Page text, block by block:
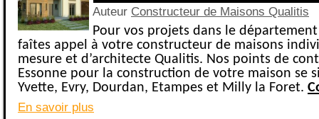
Auteur Constructeur de Maisons Qualitis
Pour vos projets dans le département
faîtes appel à votre constructeur de maisons
mesure et d’architecte Qualitis. Nos points de
Essonne pour la construction de votre maison se
Yvette, Evry, Dourdan, Etampes et Milly la Foret.
En savoir plus